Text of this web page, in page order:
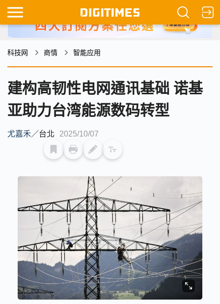
科技网 商情 智能应用
建构高韧性电网通讯基础 诺基
亚助力台湾能源数码转型
尤嘉禾／台北 2025/10/07